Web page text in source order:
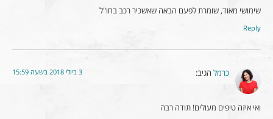
שימושי מאוד, שומרת לפעם הבאה שאשכיר רכב בחו"ל
Reply
כרמל הגיב: 3 ביולי 2018 בשעה 15:59
ואי איזה טיפים מעולים! תודה רבה